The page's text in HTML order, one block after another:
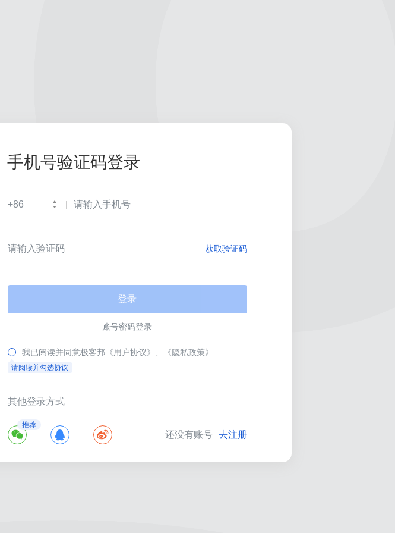
手机号验证码登录
+86
获取验证码
登录
账号密码登录
我已阅读并同意极客邦 《用户协议》 《隐私政策》
请阅读并勾选协议
   还没有账号 去注册